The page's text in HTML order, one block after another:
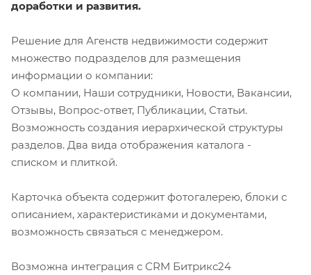
доработки и развития.
Решение для Агенств недвижимости содержит
множество подразделов для размещения
информации о компании:
О компании, Наши сотрудники, Новости, Вакансии,
Отзывы, Вопрос-ответ, Публикации, Статьи.
Возможность создания иерархической структуры
разделов. Два вида отображения каталога -
списком и плиткой.
Карточка объекта содержит фотогалерею, блоки с
описанием, характеристиками и документами,
возможность связаться с менеджером.
Возможна интеграция с СRM Битрикс24